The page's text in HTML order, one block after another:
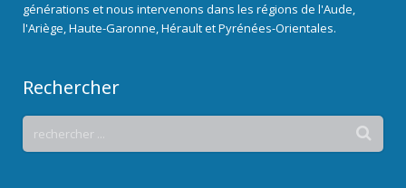
générations et nous intervenons dans les régions de l'Aude,
l'Ariège, Haute-Garonne, Hérault et Pyrénées-Orientales.
Rechercher